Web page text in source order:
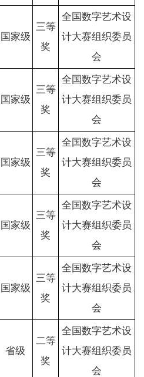
国家级
三等
奖
全国数字艺术设
计大赛组织委员
会
国家级
三等
奖
全国数字艺术设
计大赛组织委员
会
国家级
三等
奖
全国数字艺术设
计大赛组织委员
会
国家级
三等
奖
全国数字艺术设
计大赛组织委员
会
国家级
三等
奖
全国数字艺术设
计大赛组织委员
会
省级
二等
奖
全国数字艺术设
计大赛组织委员
会